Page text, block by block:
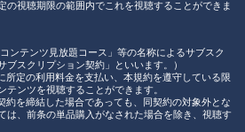
の視聴期限の範囲内でこれを視聴することができま
ンテンツ見放題コース」等の名称によるサブスク
ブスクリプション契約」といいます。）
定の利用料金を支払い、本規約を遵守している限
テンツを視聴することができます。
約を締結した場合であっても、同契約の対象外とな
は、前条の単品購入がなされた場合を除き、視聴す